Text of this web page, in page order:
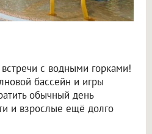
с водными горками!
бассейн и игры
обычный день
и взрослые ещё долго